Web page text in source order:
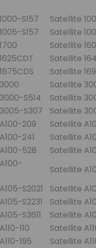
S157
Satellite
S157
Satellite
Satellite
Satellite
Satellite
Satellite
S514
Satellite
S307
Satellite
209
Satellite
241
Satellite
528
Satellite
Satellite
S2021
Satellite
S2231
Satellite
S3611
Satellite
110
Satellite
195
Satellite